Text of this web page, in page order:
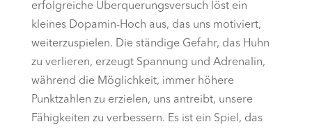
erfolgreiche Überquerungsversuch löst ein
kleines Dopamin-Hoch aus, das uns motiviert,
weiterzuspielen. Die ständige Gefahr, das Huhn
zu verlieren, erzeugt Spannung und Adrenalin,
während die Möglichkeit, immer höhere
Punktzahlen zu erzielen, uns antreibt, unsere
Fähigkeiten zu verbessern. Es ist ein Spiel, das